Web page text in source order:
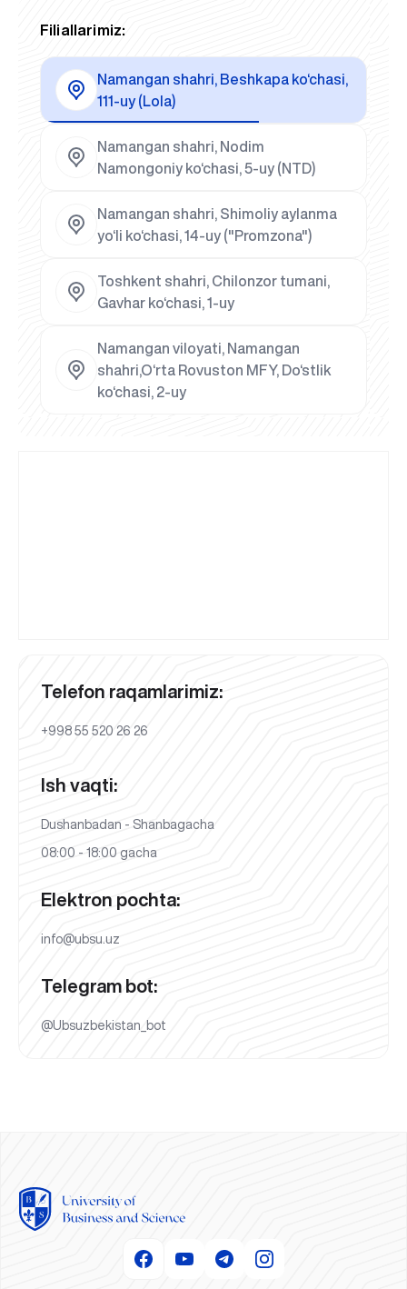
Filiallarimiz:
Namangan shahri, Beshkapa ko‘chasi,
111-uy (Lola)
Namangan shahri, Nodim
Namongoniy ko‘chasi, 5-uy (NTD)
Namangan shahri, Shimoliy aylanma
yo‘li ko‘chasi, 14-uy ("Promzona")
Toshkent shahri, Chilonzor tumani,
Gavhar ko‘chasi, 1-uy
Namangan viloyati, Namangan
shahri,O‘rta Rovuston MFY, Do‘stlik
ko‘chasi, 2-uy
Telefon raqamlarimiz:
+998 55 520 26 26
Ish vaqti:
Dushanbadan - Shanbagacha
08:00 - 18:00 gacha
Elektron pochta:
info@ubsu.uz
Telegram bot:
@Ubsuzbekistan_bot